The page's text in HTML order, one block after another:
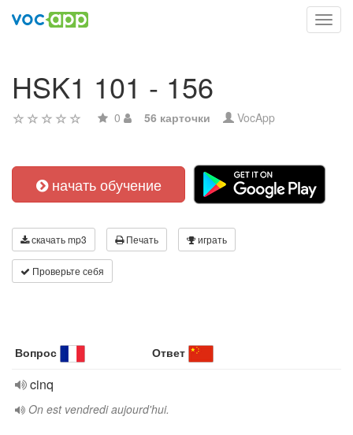
HSK1 101 - 156
0 56 карточки VocApp
начать обучение
скачать mp3 Печать играть
Проверьте себя
Вопрос Ответ
cinq
On est vendredi aujourd'hui.